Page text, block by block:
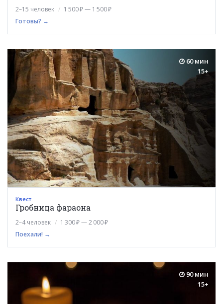
2–15 человек
1 500 ₽ — 1 500 ₽
Готовы? →
60 мин
15+
Квест
Гробница фараона
2–4 человек
1 300 ₽ — 2 000 ₽
Поехали! →
90 мин
15+